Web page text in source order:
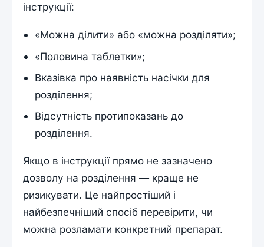
інструкції:
«Можна ділити» або «можна розділяти»;
«Половина таблетки»;
Вказівка про наявність насічки для
розділення;
Відсутність протипоказань до
розділення.
Якщо в інструкції прямо не зазначено
дозволу на розділення — краще не
ризикувати. Це найпростіший і
найбезпечніший спосіб перевірити, чи
можна розламати конкретний препарат.